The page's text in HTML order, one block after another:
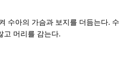
수아의 가슴과 보지를 더듬는다. 수
고 머리를 감는다.